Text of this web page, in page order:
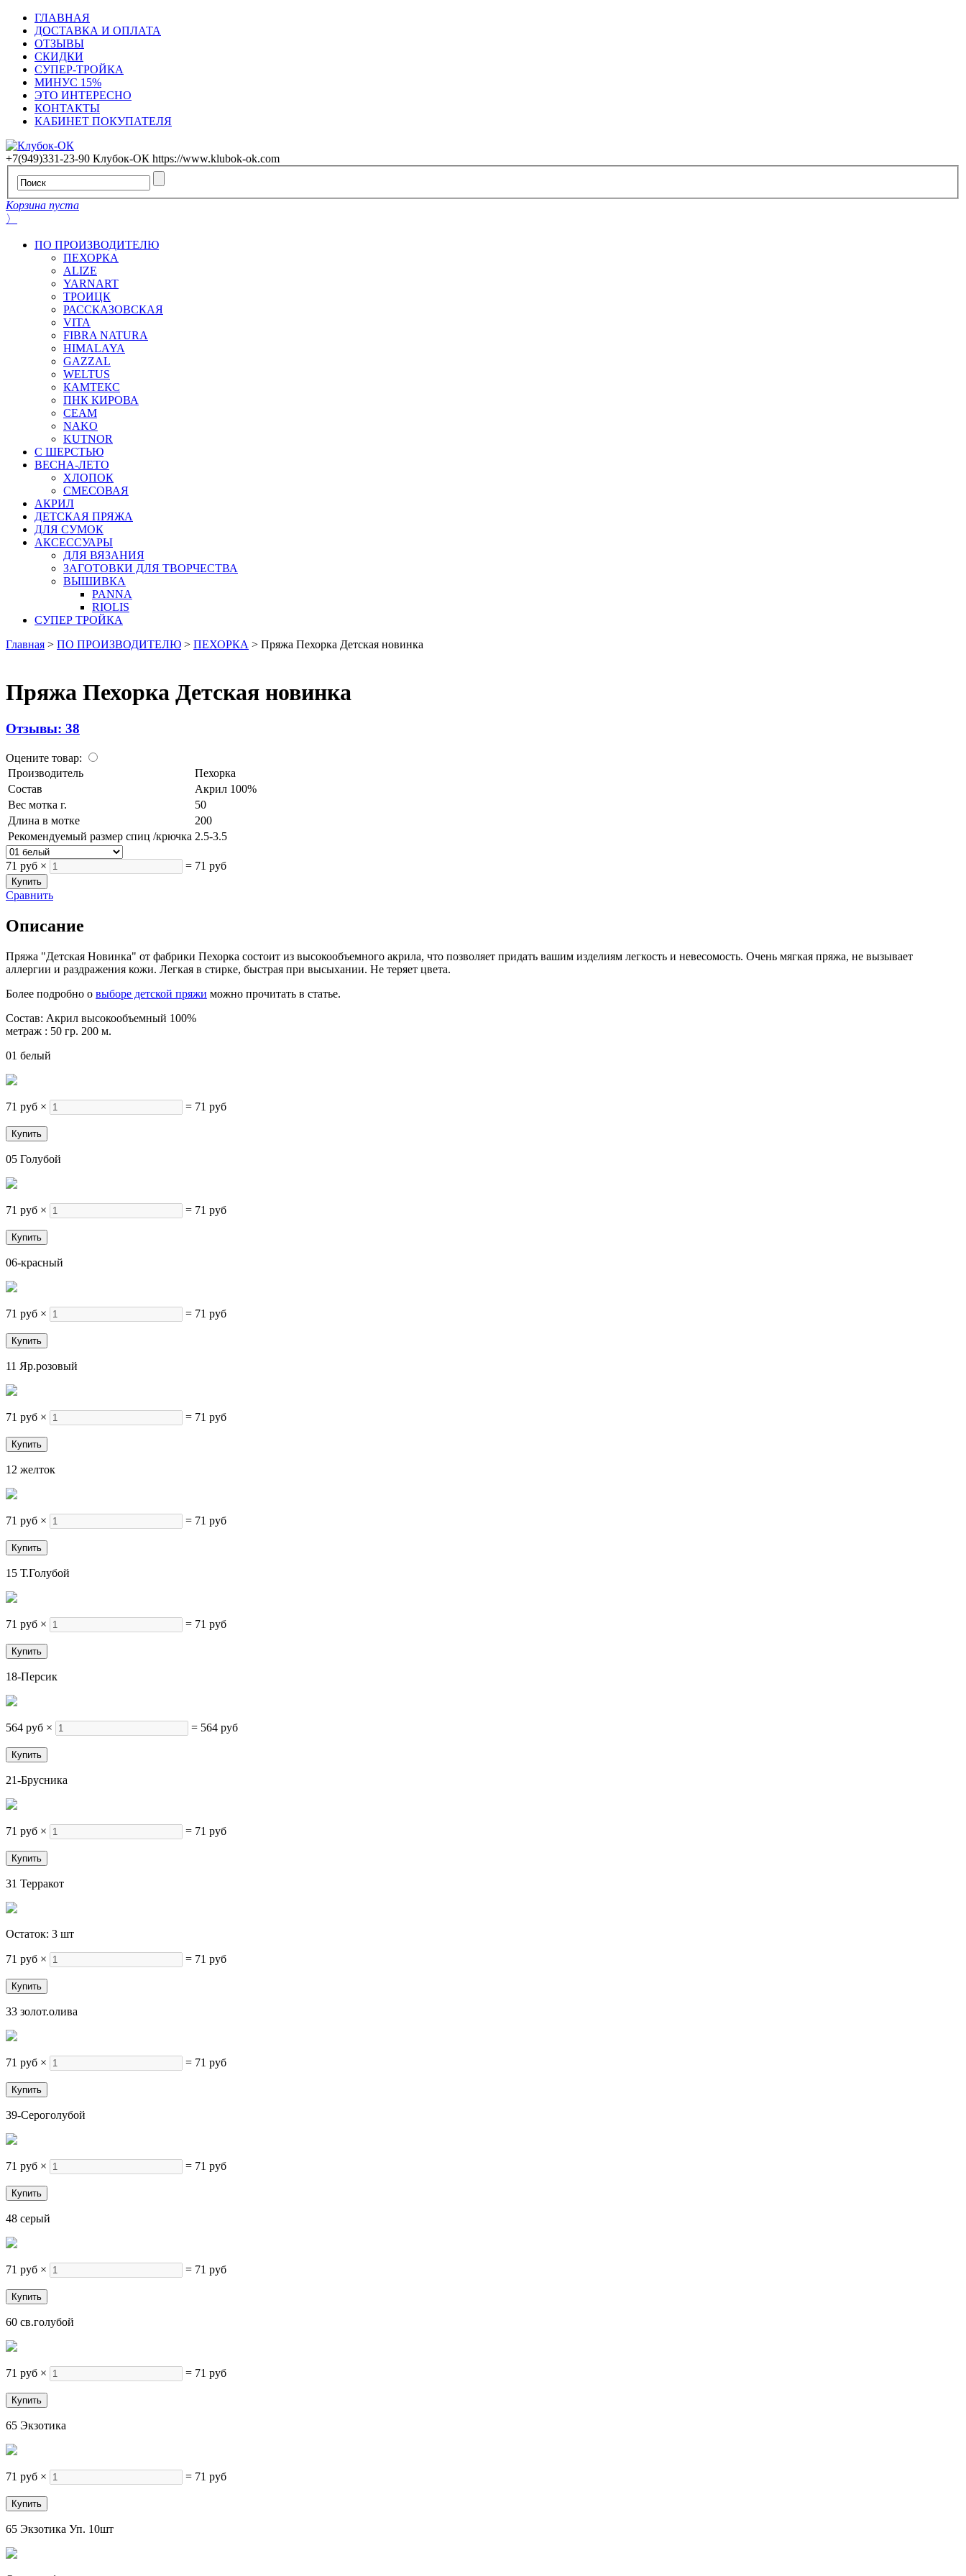
ГЛАВНАЯ
ДОСТАВКА И ОПЛАТА
ОТЗЫВЫ
СКИДКИ
СУПЕР-ТРОЙКА
МИНУС 15%
ЭТО ИНТЕРЕСНО
КОНТАКТЫ
КАБИНЕТ ПОКУПАТЕЛЯ
+7(949)331-23-90 Клубок-ОК https://www.klubok-ok.com
Корзина пуста
〉
ПО ПРОИЗВОДИТЕЛЮ
ПЕХОРКА
ALIZE
YARNART
ТРОИЦК
РАССКАЗОВСКАЯ
VITA
FIBRA NATURA
HIMALAYA
GAZZAL
WELTUS
КАМТЕКС
ПНК КИРОВА
СЕАМ
NAKO
KUTNOR
С ШЕРСТЬЮ
ВЕСНА-ЛЕТО
ХЛОПОК
СМЕСОВАЯ
АКРИЛ
ДЕТСКАЯ ПРЯЖА
ДЛЯ СУМОК
АКСЕССУАРЫ
ДЛЯ ВЯЗАНИЯ
ЗАГОТОВКИ ДЛЯ ТВОРЧЕСТВА
ВЫШИВКА
PANNA
RIOLIS
СУПЕР ТРОЙКА
Главная > ПО ПРОИЗВОДИТЕЛЮ > ПЕХОРКА > Пряжа Пехорка Детская новинка
Пряжа Пехорка Детская новинка
Отзывы: 38
Оцените товар:
Производитель
Пехорка
Состав
Акрил 100%
Вес мотка г.
50
Длина в мотке
200
Рекомендуемый размер спиц /крючка 2.5-3.5
71 руб × = 71 руб
Сравнить
Описание
Пряжа "Детская Новинка" от фабрики Пехорка состоит из высокообъемного акрила, что позволяет придать вашим изделиям легкость и невесомость. Очень мягкая пряжа, не вызывает
аллергии и раздражения кожи. Легкая в стирке, быстрая при высыхании. Не теряет цвета.
Более подробно о выборе детской пряжи можно прочитать в статье.
Состав: Акрил высокообъемный 100%
метраж : 50 гр. 200 м.
01 белый
71 руб × = 71 руб
05 Голубой
71 руб × = 71 руб
06-красный
71 руб × = 71 руб
11 Яр.розовый
71 руб × = 71 руб
12 желток
71 руб × = 71 руб
15 Т.Голубой
71 руб × = 71 руб
18-Персик
564 руб × = 564 руб
21-Брусника
71 руб × = 71 руб
31 Терракот
Остаток: 3 шт
71 руб × = 71 руб
33 золот.олива
71 руб × = 71 руб
39-Сероголубой
71 руб × = 71 руб
48 серый
71 руб × = 71 руб
60 св.голубой
71 руб × = 71 руб
65 Экзотика
71 руб × = 71 руб
65 Экзотика Уп. 10шт